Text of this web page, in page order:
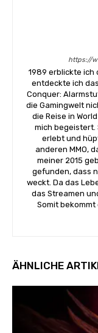
https://
1989 erblickte ich
entdeckte ich
Conquer:
die Gamingwelt
die Reise in
mich begeistert.
erlebt und
anderen MMO,
meiner 2015
gefunden, dass
weckt. Da das
das Streamen
Somit
ÄHNLICHE